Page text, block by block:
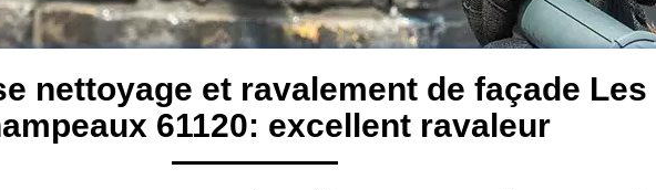
nettoyage et ravalement de façade Les
61120: excellent ravaleur